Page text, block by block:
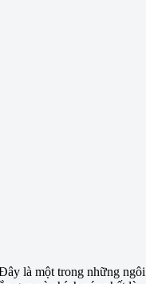
là một trong những ngôi